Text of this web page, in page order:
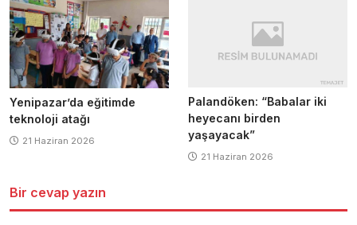
Yenipazar’da eğitimde
teknoloji atağı
21 Haziran 2026
Palandöken: “Babalar iki
heyecanı birden
yaşayacak”
21 Haziran 2026
Bir cevap yazın